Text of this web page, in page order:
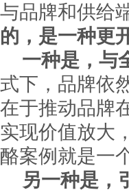
与品牌和供给
的，是一种更
一种是，与
式下，品牌依
在于推动品牌
实现价值放大
酪案例就是一
另一种是，